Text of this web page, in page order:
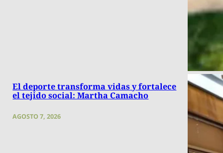
El deporte transforma vidas y fortalece
el tejido social: Martha Camacho
AGOSTO 7, 2026